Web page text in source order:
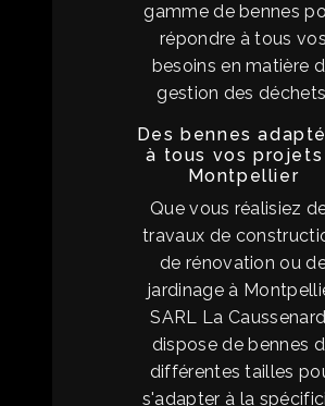
gamme de bennes
répondre à tous vos
besoins en matière
gestion des
Des bennes
à tous vos projets
Montpellier
Que vous réalisiez
travaux de
de rénovation ou
jardinage à
SARL La
dispose de bennes
différentes tailles
s'adapter à la